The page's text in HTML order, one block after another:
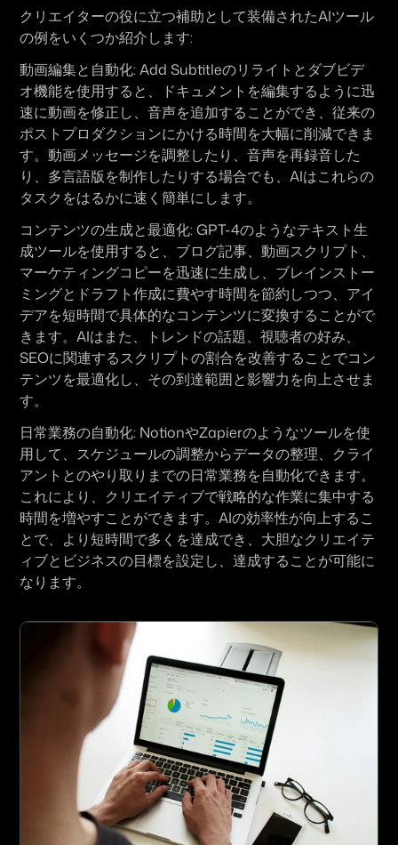
クリエイターの役に立つ補助として装備されたAIツール
の例をいくつか紹介します:
動画編集と自動化: Add Subtitleのリライトとダブビデ
オ機能を使用すると、ドキュメントを編集するように迅
速に動画を修正し、音声を追加することができ、従来の
ポストプロダクションにかける時間を大幅に削減できま
す。動画メッセージを調整したり、音声を再録音した
り、多言語版を制作したりする場合でも、AIはこれらの
タスクをはるかに速く簡単にします。
コンテンツの生成と最適化: GPT-4のようなテキスト生
成ツールを使用すると、ブログ記事、動画スクリプト、
マーケティングコピーを迅速に生成し、ブレインストー
ミングとドラフト作成に費やす時間を節約しつつ、アイ
デアを短時間で具体的なコンテンツに変換することがで
きます。AIはまた、トレンドの話題、視聴者の好み、
SEOに関連するスクリプトの割合を改善することでコン
テンツを最適化し、その到達範囲と影響力を向上させま
す。
日常業務の自動化: NotionやZapierのようなツールを使
用して、スケジュールの調整からデータの整理、クライ
アントとのやり取りまでの日常業務を自動化できます。
これにより、クリエイティブで戦略的な作業に集中する
時間を増やすことができます。AIの効率性が向上するこ
とで、より短時間で多くを達成でき、大胆なクリエイテ
ィブとビジネスの目標を設定し、達成することが可能に
なります。